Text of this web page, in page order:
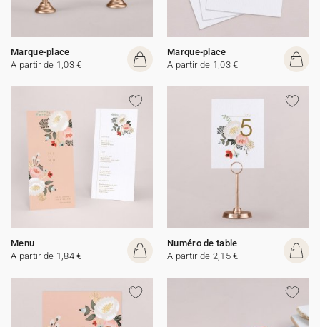
Marque-place
A partir de 1,03 €
Marque-place
A partir de 1,03 €
Menu
A partir de 1,84 €
Numéro de table
A partir de 2,15 €